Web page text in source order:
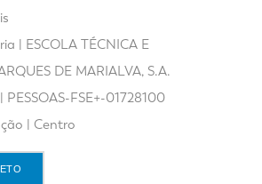
| ESCOLA TÉCNICA E
DE MARIALVA, S.A.
FSE+-01728100
| Centro